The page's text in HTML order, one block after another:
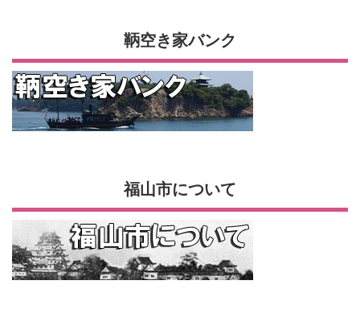
鞆空き家バンク
福山市について